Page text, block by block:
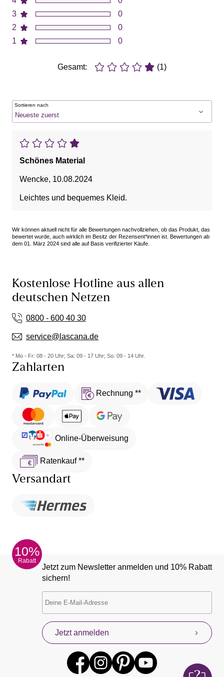
3
2
1
0
0
0
Gesamt: (1)
Sortieren nach
Schönes Material
Wencke, 10.08.2024
Leichtes und bequemes Kleid.
Wir können aktuell nicht für alle Bewertungen nachvollziehen, ob das Produkt, das
bewertet wurde, auch wirklich im Besitz der Rezensent*innen ist. Bewertungen ab
dem 01. März 2024 sind alle auf Basis verifizierter Käufe.
Kostenlose Hotline aus allen
deutschen Netzen
0800 - 600 40 30
service@lascana.de
* Mo - Fr: 08 - 20 Uhr; Sa: 09 - 17 Uhr; So: 09 - 14 Uhr.
Zahlarten
Rechnung **
Online-Überweisung
Ratenkauf **
Versandart
10%
Rabatt
Jetzt zum Newsletter anmelden und 10% Rabatt
sichern!
Jetzt anmelden